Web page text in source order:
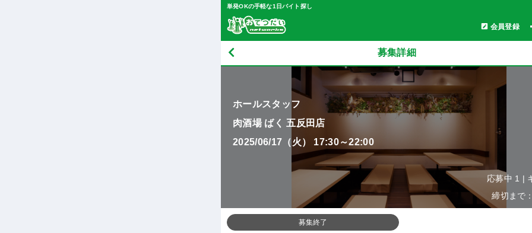
単発OKの手軽な1日バイト探し
会員登録
募集詳細
ホールスタッフ
肉酒場 ばく 五反田店
2025/06/17（火） 17:30～22:00
応募中 1 |
締切まで
募集終了